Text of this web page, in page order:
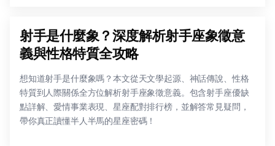
射手是什麼象？深度解析射手座象徵意
義與性格特質全攻略
想知道射手是什麼象嗎？本文從天文學起源、神話傳說、性格
特質到人際關係全方位解析射手座象徵意義。包含射手座優缺
點詳解、愛情事業表現、星座配對排行榜，並解答常見疑問，
帶你真正讀懂半人半馬的星座密碼！